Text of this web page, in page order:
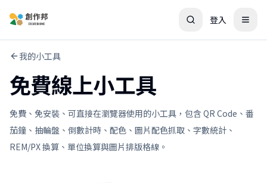
登入
我的小工具
免費線上小工具
免費、免安裝、可直接在瀏覽器使用的小工具，包含 QR Code、番
茄鐘、抽輪盤、倒數計時、配色、圖片配色抓取、字數統計、
REM/PX 換算、單位換算與圖片排版格線。